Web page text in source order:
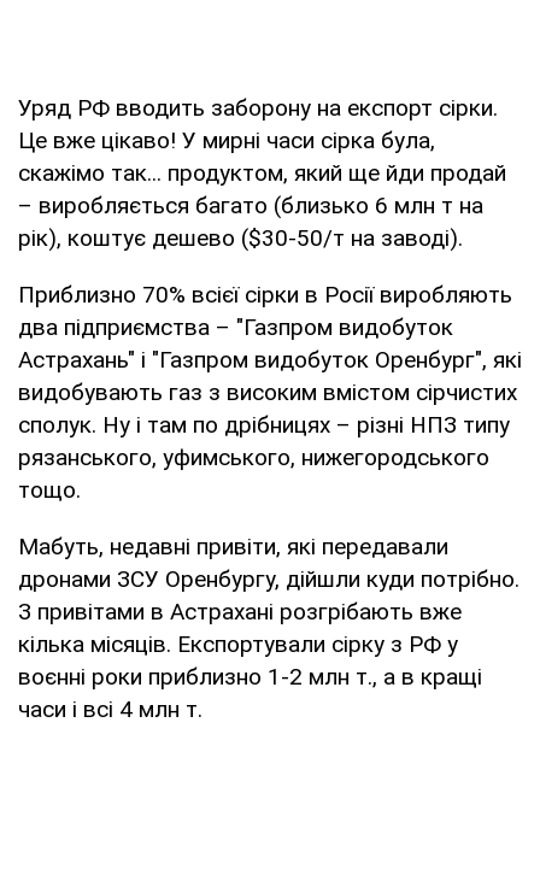
Уряд РФ вводить заборону на експорт сірки.
Це вже цікаво! У мирні часи сірка була,
скажімо так... продуктом, який ще йди продай
– виробляється багато (близько 6 млн т на
рік), коштує дешево ($30-50/т на заводі).
Приблизно 70% всієї сірки в Росії виробляють
два підприємства – "Газпром видобуток
Астрахань" і "Газпром видобуток Оренбург", які
видобувають газ з високим вмістом сірчистих
сполук. Ну і там по дрібницях – різні НПЗ типу
рязанського, уфимського, нижегородського
тощо.
Мабуть, недавні привіти, які передавали
дронами ЗСУ Оренбургу, дійшли куди потрібно.
З привітами в Астрахані розгрібають вже
кілька місяців. Експортували сірку з РФ у
воєнні роки приблизно 1-2 млн т., а в кращі
часи і всі 4 млн т.